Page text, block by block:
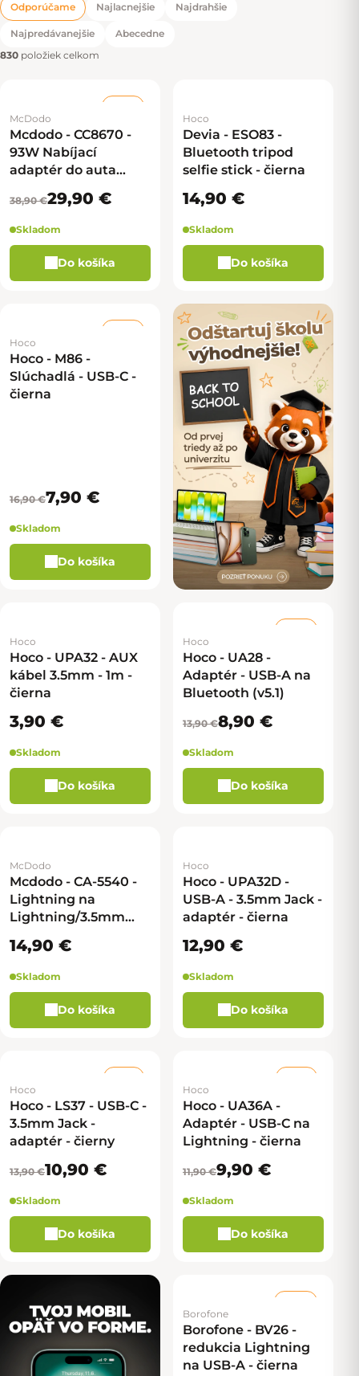
Radenie produktov
Odporúčame Najlacnejšie Najdrahšie
Najpredávanejšie
Abecedne
830 položiek celkom
McDodo
Mcdodo - CC8670 -
93W Nabíjací
adaptér do auta
kábel USB-C - čierna
38,90 €29,90 €
Skladom
Do košíka
Hoco
Devia - ESO83 -
Bluetooth tripod
selfie stick - čierna
14,90 €
Skladom
Do košíka
Hoco
Hoco - M86 -
Slúchadlá - USB-C -
čierna
16,90 €7,90 €
Skladom
Do košíka
Hoco
Hoco - UPA32 - AUX
kábel 3.5mm - 1m -
čierna
3,90 €
Skladom
Do košíka
Hoco
Hoco - UA28 -
Adaptér - USB-A na
Bluetooth (v5.1)
13,90 €8,90 €
Skladom
Do košíka
McDodo
Mcdodo - CA-5540 -
Lightning na
Lightning/3.5mm
14,90 €
Skladom
Do košíka
Hoco
Hoco - UPA32D -
USB-A - 3.5mm Jack -
adaptér - čierna
12,90 €
Skladom
Do košíka
Hoco
Hoco - LS37 - USB-C -
3.5mm Jack -
adaptér - čierny
13,90 €10,90 €
Skladom
Do košíka
Hoco
Hoco - UA36A -
Adaptér - USB-C na
Lightning - čierna
11,90 €9,90 €
Skladom
Do košíka
Borofone
Borofone - BV26 -
redukcia Lightning
na USB-A - čierna